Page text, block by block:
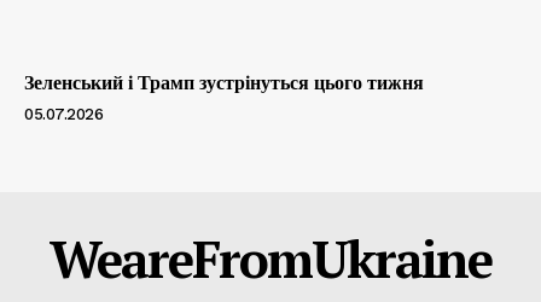
Зеленський і Трамп зустрінуться цього тижня
05.07.2026
WeareFromUkraine